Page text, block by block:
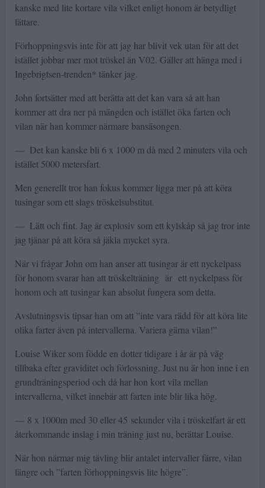
kanske med lite kortare vila vilket enligt honom är betydligt
lättare.
Förhoppningsvis inte för att jag har blivit vek utan för att det
istället jobbar mer mot tröskel än V02. Gäller att hänga med i
Ingebrigtsen-trenden* tänker jag.
John fortsätter med att berätta att det kan vara så att han
kommer att dra ner på mängden och istället öka farten och
vilan när han kommer närmare bansäsongen.
— Det kan kanske bli 6 x 1000 m då med 2 minuters vila och
istället 5000 metersfart.
Men generellt tror han fokus kommer ligga mer på att köra
tusingar som ett slags tröskelsubstitut.
— Lätt och fint. Jag är explosiv som ett kylskåp så jag tror inte
jag tjänar på att köra så jäkla mycket syra.
När vi frågar John om han anser att tusingar är ett nyckelpass
för honom svarar han att tröskelträning är ett nyckelpass för
honom och att tusingar kan absolut fungera som detta.
Avslutningsvis tipsar han om att ”inte vara rädd för att köra lite
olika farter även på intervallerna. Variera gärna vilan!”
Louise Wiker som födde en dotter tidigare i år är på väg
tillbaka efter graviditet och förlossning. Just nu är hon inne i en
grundträningsperiod och då har hon kort vila mellan
intervallerna, vilket innebär att farten inte blir lika hög.
— 8 x 1000m med 30 eller 45 sekunder vila i tröskelfart är ett
återkommande inslag i min träning just nu, berättar Louise.
När hon närmar mig tävling blir antalet intervaller färre, vilan
längre och ”farten förhoppningsvis lite högre”.